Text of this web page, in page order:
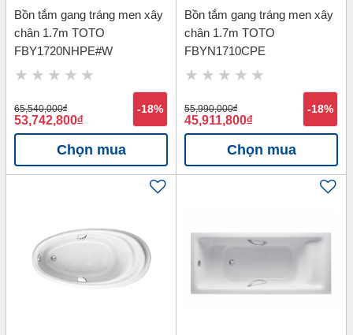
Bồn tắm gang tráng men xây
chân 1.7m TOTO
FBY1720NHPE#W
65,540,000đ
53,742,800đ
-18%
Chọn mua
Bồn tắm gang tráng men xây
chân 1.7m TOTO
FBYN1710CPE
55,990,000đ
45,911,800đ
-18%
Chọn mua